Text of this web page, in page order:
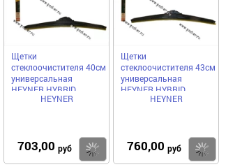
Щетки
стеклоочистителя 40см
универсальная
HEYNER HYBRID
гибриднаяHEYNER
703,00 руб Купить
Щетки
стеклоочистителя 43см
универсальная
HEYNER HYBRID
гибриднаяHEYNER
760,00 руб